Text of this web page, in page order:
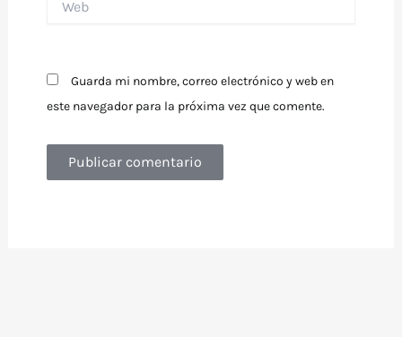
Guarda mi nombre, correo electrónico y web en
este navegador para la próxima vez que comente.